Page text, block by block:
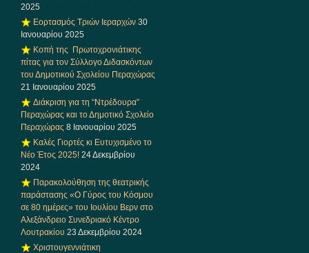
2025
Εορτασμός Τριών Ιεραρχών 30
Ιανουαρίου 2025
Κοπή της Πρωτοχρονιάτικης
πίτας για τον Σύλλογο Διδασκόντων
του Δημοτικού Σχολείου Περαχώρας
21 Ιανουαρίου 2025
Διάκριση για τη “Ντρέδουρα”
Περαχώρας και το Δημοτικό Σχολείο
Περαχώρας 8 Ιανουαρίου 2025
Καλές Γιορτές κι Ευτυχισμένο το
Νέο Έτος 2025! 24 Δεκεμβρίου
2024
Παρακολούθηση της θεατρικής
παράστασης «Ο Γύρος του Κόσμου
σε 80 ημέρες» του Ιουλίου Βερν στο
Αλεξάνδρειο Συνεδριακό Κέντρο
Λουτρακίου 23 Δεκεμβρίου 2024
Χριστουγεννιάτικη